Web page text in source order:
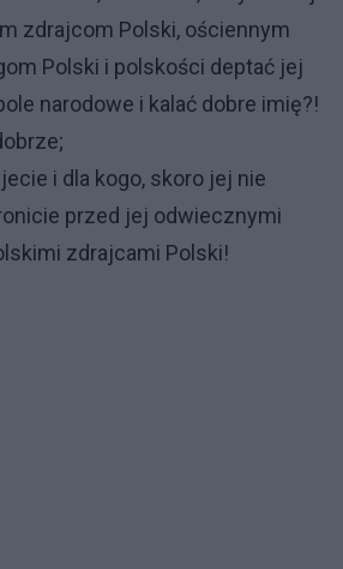
zdrajcom Polski, ościennym
Polski i polskości deptać jej
narodowe i kalać dobre imię?!
i dla kogo, skoro jej nie
przed jej odwiecznymi
zdrajcami Polski!